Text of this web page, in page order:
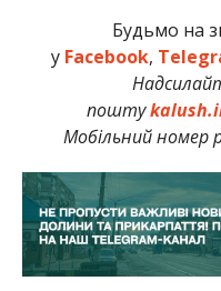
Будьмо на
у Facebook,
пошту
Мобільний номер